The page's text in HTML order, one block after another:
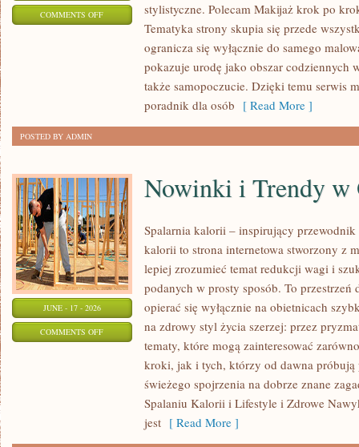
COMMENTS OFFON
STYLIZACJE
stylistyczne. Polecam Makijaż krok po
Tematyka strony skupia się przede
ogranicza się wyłącznie do samego
pokazuje urodę jako obszar codziennych
także samopoczucie. Dzięki temu serwis
poradnik dla osób [ Read More ]
POSTED BY ADMIN
JUNE - 17 - 2026
COMMENTS OFFON
ODCHUDZANIU
Nowinki i Trendy w
Spalarnia kalorii – inspirujący
kalorii to strona internetowa stworzony z
lepiej zrozumieć temat redukcji wagi i
podanych w prosty sposób. To
opierać się wyłącznie na obietnicach
na zdrowy styl życia szerzej: przez
tematy, które mogą zainteresować
kroki, jak i tych, którzy od dawna
świeżego spojrzenia na dobrze znane
Spalaniu Kalorii i Lifestyle i Zdrowe
jest [ Read More ]